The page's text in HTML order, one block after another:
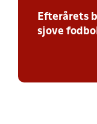
Efterårets
sjove